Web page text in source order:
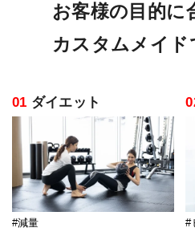
お客様の目的に
カスタムメイド
01 ダイエット
#減量 #